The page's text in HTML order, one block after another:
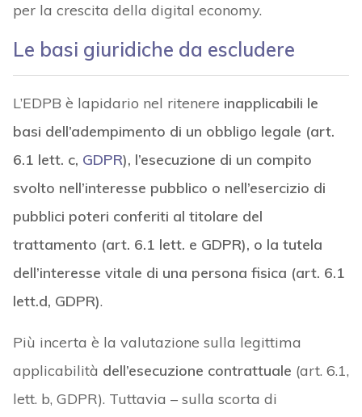
per la crescita della digital economy.
Le basi giuridiche da escludere
L’EDPB è lapidario nel ritenere inapplicabili le
basi dell’adempimento di un obbligo legale (art.
6.1 lett. c, GDPR), l’esecuzione di un compito
svolto nell’interesse pubblico o nell’esercizio di
pubblici poteri conferiti al titolare del
trattamento (art. 6.1 lett. e GDPR), o la tutela
dell’interesse vitale di una persona fisica (art. 6.1
lett.d, GDPR).
Più incerta è la valutazione sulla legittima
applicabilità dell’esecuzione contrattuale (art. 6.1,
lett. b, GDPR). Tuttavia – sulla scorta di